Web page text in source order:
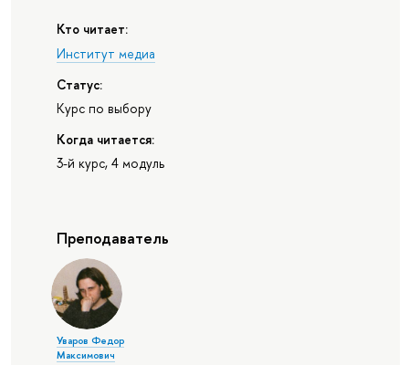
Кто читает:
Институт медиа
Статус:
Курс по выбору
Когда читается:
3-й курс, 4 модуль
Преподаватель
Уваров Федор
Максимович